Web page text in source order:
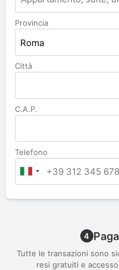
unità,
ecc.
Provincia
Roma
Città
C.A.P.
Telefono
4
Tutte le transazioni sono
resi gratuiti e